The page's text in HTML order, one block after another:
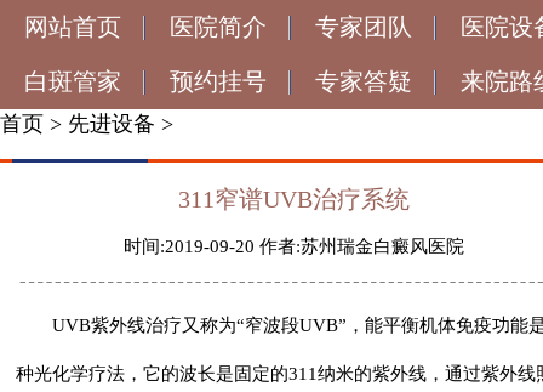
网站首页 医院简介 专家团队 医院设
白斑管家 预约挂号 专家答疑 来院路
首页 > 先进设备 >
311窄谱UVB治疗系统
时间:2019-09-20 作者:苏州瑞金白癜风医院
UVB紫外线治疗又称为“窄波段UVB”，能平衡机体免疫功能
种光化学疗法，它的波长是固定的311纳米的紫外线，通过紫外线